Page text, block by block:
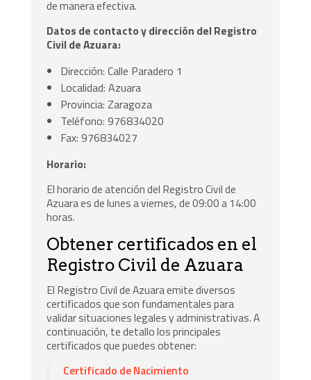
de manera efectiva.
Datos de contacto y dirección del Registro
Civil de Azuara:
Dirección: Calle Paradero 1
Localidad: Azuara
Provincia: Zaragoza
Teléfono: 976834020
Fax: 976834027
Horario:
El horario de atención del Registro Civil de
Azuara es de lunes a viernes, de 09:00 a 14:00
horas.
Obtener certificados en el
Registro Civil de Azuara
El Registro Civil de Azuara emite diversos
certificados que son fundamentales para
validar situaciones legales y administrativas. A
continuación, te detallo los principales
certificados que puedes obtener:
Certificado de Nacimiento